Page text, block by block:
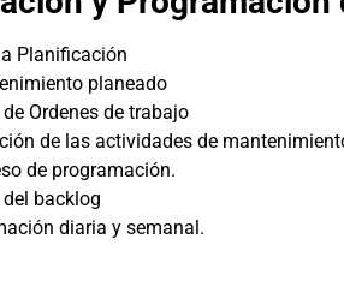
Planificación
planeado
Ordenes de trabajo
de las actividades de
de programación.
backlog
diaria y semanal.